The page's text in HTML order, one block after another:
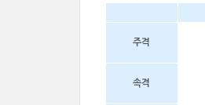
주격
속격